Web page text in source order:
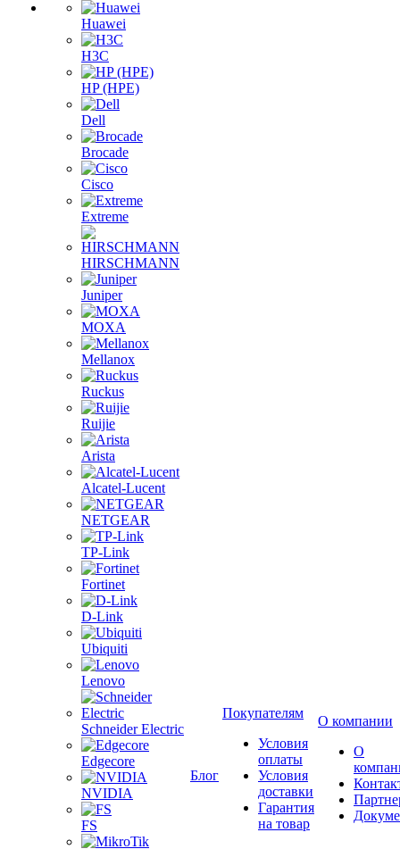
Huawei
H3C
HP (HPE)
Dell
Brocade
Cisco
Extreme
HIRSCHMANN
Juniper
MOXA
Mellanox
Ruckus
Ruijie
Arista
Alcatel-Lucent
NETGEAR
TP-Link
Fortinet
D-Link
Ubiquiti
Lenovo
Schneider Electric
Edgecore
NVIDIA
FS
Блог
Покупателям
Условия
оплаты
Условия
доставки
Гарантия
на товар
О компании
О